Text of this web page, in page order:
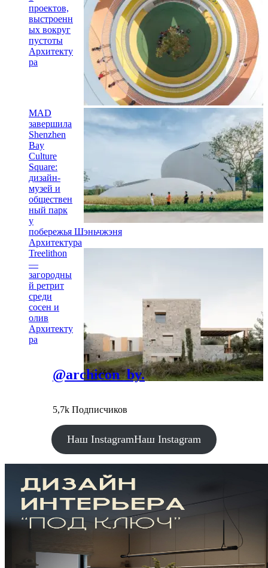
проектов,
выстроенн
ых вокруг
пустоты
Архитекту
ра
MAD
завершила
Shenzhen
Bay
Culture
Square:
дизайн-
музей и
обществен
ный парк
у
побережья Шэньчжэня
Архитектура
Treelithon
—
загородны
й ретрит
среди
сосен и
олив
Архитекту
ра
@archicon_by.
5,7k Подписчиков
Наш InstagramНаш Instagram